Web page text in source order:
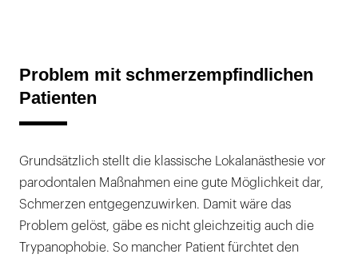
Problem mit schmerzempfindlichen
Patienten
Grundsätzlich stellt die klassische Lokalanästhesie vor
parodontalen Maßnahmen eine gute Möglichkeit dar,
Schmerzen entgegenzuwirken. Damit wäre das
Problem gelöst, gäbe es nicht gleichzeitig auch die
Trypanophobie. So mancher Patient fürchtet den